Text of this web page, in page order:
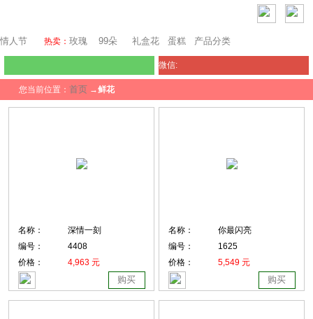
情人节 热卖： 玫瑰 99朵 礼盒花 蛋糕 产品分类
微信:
您当前位置： 首页 →鲜花
名称：
深情一刻
编号：
4408
价格：
4,963 元
购买
名称：
你最闪亮
编号：
1625
价格：
5,549 元
购买